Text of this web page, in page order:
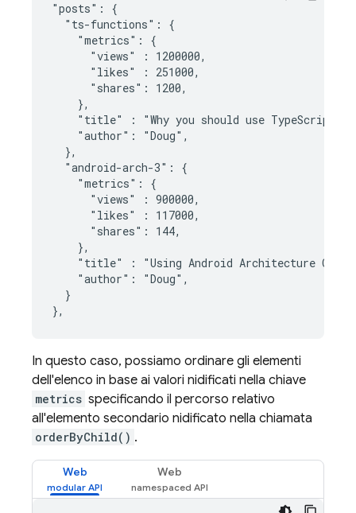
"posts": {
  "ts-functions": {
    "metrics": {
      "views" : 1200000,
      "likes" : 251000,
      "shares": 1200,
    },
"title" : "Why you should use TypeScript
    "author": "Doug",
  },
  "android-arch-3": {
    "metrics": {
      "views" : 900000,
      "likes" : 117000,
      "shares": 144,
    },
"title" : "Using Android Architecture
    "author": "Doug",
  }
},
In questo caso, possiamo ordinare gli elementi
dell'elenco in base ai valori nidificati nella chiave
metrics specificando il percorso relativo
all'elemento secondario nidificato nella chiamata
orderByChild() .
Web Web